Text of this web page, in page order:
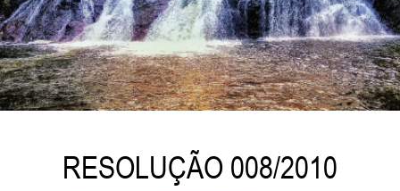
RESOLUÇÃO 008/2010